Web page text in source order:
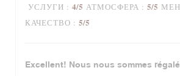
УСЛУГИ : 4/5 АТМОСФЕРА : 5/5
КАЧЕСТВО : 5/5
Excellent! Nous nous sommes